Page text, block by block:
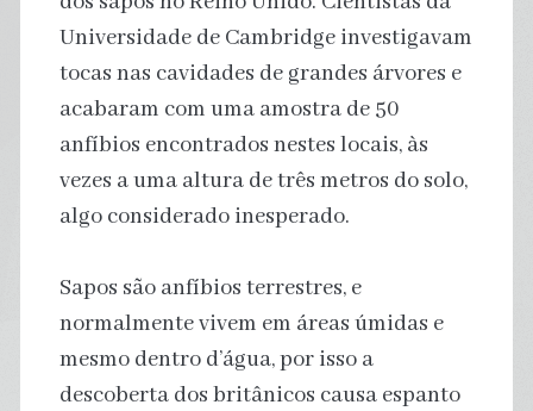
Universidade de Cambridge investigavam
tocas nas cavidades de grandes árvores e
acabaram com uma amostra de 50
anfíbios encontrados nestes locais, às
vezes a uma altura de três metros do solo,
algo considerado inesperado.
Sapos são anfíbios terrestres, e
normalmente vivem em áreas úmidas e
mesmo dentro d’água, por isso a
descoberta dos britânicos causa espanto